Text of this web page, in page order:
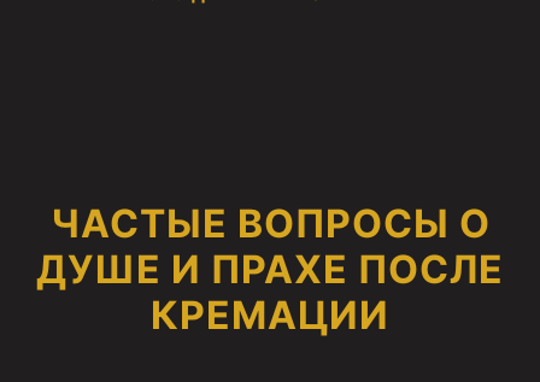
ЧАСТЫЕ ВОПРОСЫ О
ДУШЕ И ПРАХЕ ПОСЛЕ
КРЕМАЦИИ